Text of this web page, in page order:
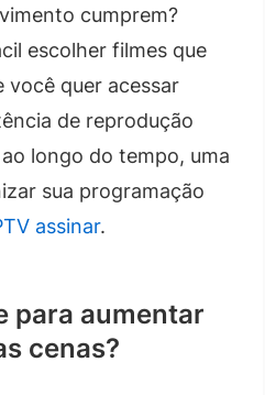
cumprem?
escolher filmes que
você quer acessar
de reprodução
longo do tempo, uma
sua programação
assinar.
para aumentar
cenas?